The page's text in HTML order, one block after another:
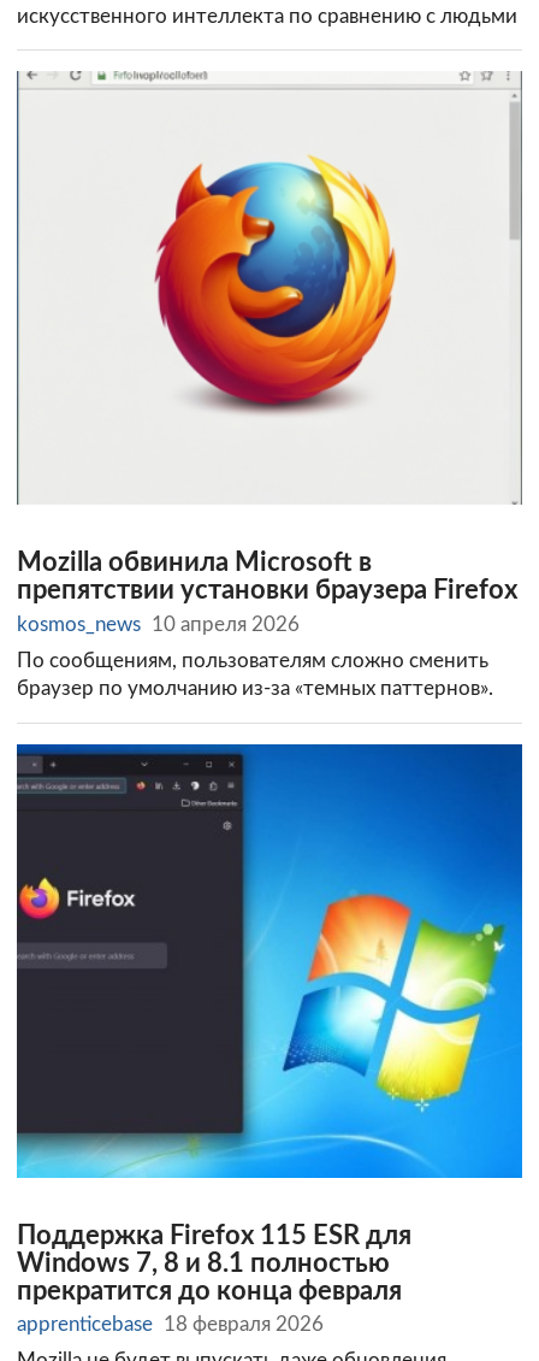
искусственного интеллекта по сравнению с людьми
Mozilla обвинила Microsoft в
препятствии установки браузера Firefox
kosmos_news 10 апреля 2026
По сообщениям, пользователям сложно сменить
браузер по умолчанию из-за «темных паттернов».
Поддержка Firefox 115 ESR для
Windows 7, 8 и 8.1 полностью
прекратится до конца февраля
apprenticebase 18 февраля 2026